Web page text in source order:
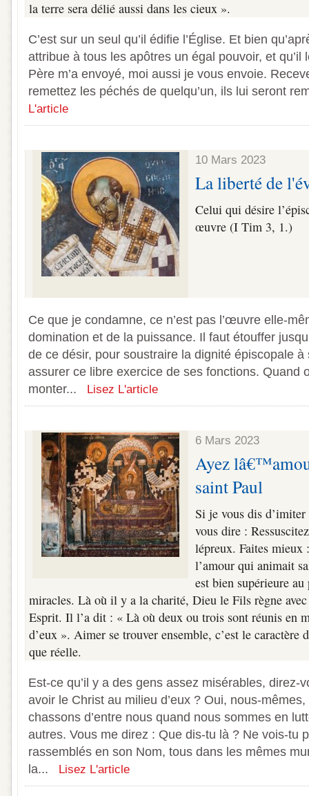
la terre sera délié aussi dans les cieux ».
C’est sur un seul qu’il édifie l’Église. Et bien
attribue à tous les apôtres un égal pouvoir, et qu’il
Père m’a envoyé, moi aussi je vous envoie.
remettez les péchés de quelqu’un, ils lui seront
L'article
10 Mars 2023
La liberté de
Celui qui désire
œuvre (I Tim 3, 1.)
Ce que je condamne, ce n’est pas l’œuvre elle-
domination et de la puissance. Il faut étouffer
de ce désir, pour soustraire la dignité épiscopale
assurer ce libre exercice de ses fonctions. Quand
monter...
Lisez L'article
6 Mars 2023
Ayez
saint Paul
Si je vous dis d’imiter
vous dire :
lépreux. Faites mieux
l’amour qui animait
est bien supérieure
miracles. Là où il y a la charité, Dieu le Fils règne
Esprit. Il l’a dit : « Là où deux ou trois sont réunis en
d’eux ». Aimer se trouver ensemble, c’est le caractère
que réelle.
Est-ce qu’il y a des gens assez misérables, direz-
avoir le Christ au milieu d’eux ? Oui, nous-
chassons d’entre nous quand nous sommes en
autres. Vous me direz : Que dis-tu là ? Ne vois-tu
rassemblés en son Nom, tous dans les mêmes
la...
Lisez L'article